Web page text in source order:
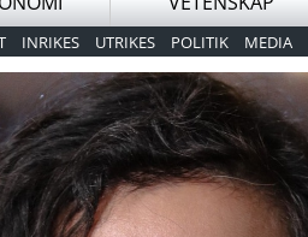
INRIKES UTRIKES POLITIK MEDIA